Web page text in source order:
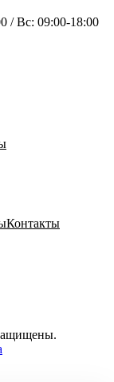
/ Вс: 09:00-18:00
Контакты